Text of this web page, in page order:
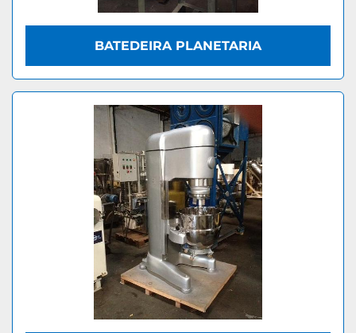
BATEDEIRA PLANETARIA